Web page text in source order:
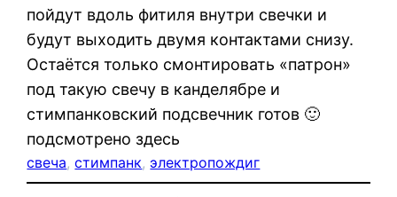
пойдут вдоль фитиля внутри свечки и
будут выходить двумя контактами снизу.
Остаётся только смонтировать «патрон»
под такую свечу в канделябре и
стимпанковский подсвечник готов 🙂
подсмотрено здесь
свеча, стимпанк, электропождиг